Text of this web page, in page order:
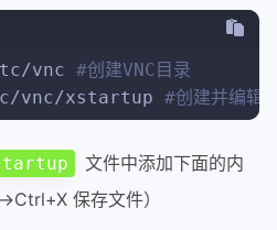
vnc #创建VNC目录
vnc/xstartup #创建并编
文件中添加下面的内
保存文件）